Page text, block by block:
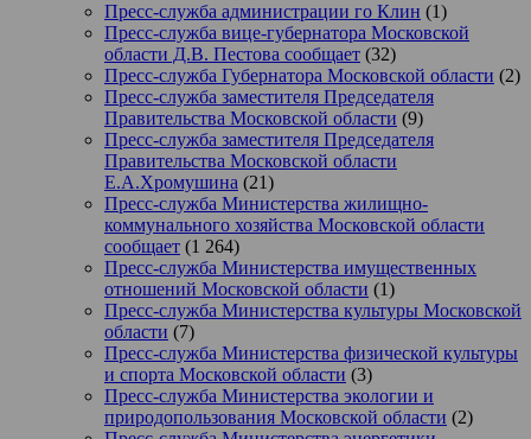
Пресс-служба администрации го Клин (1)
Пресс-служба вице-губернатора Московской
области Д.В. Пестова сообщает (32)
Пресс-служба Губернатора Московской области (2)
Пресс-служба заместителя Председателя
Правительства Московской области (9)
Пресс-служба заместителя Председателя
Правительства Московской области
Е.А.Хромушина (21)
Пресс-служба Министерства жилищно-
коммунального хозяйства Московской области
сообщает (1 264)
Пресс-служба Министерства имущественных
отношений Московской области (1)
Пресс-служба Министерства культуры Московской
области (7)
Пресс-служба Министерства физической культуры
и спорта Московской области (3)
Пресс-служба Министерства экологии и
природопользования Московской области (2)